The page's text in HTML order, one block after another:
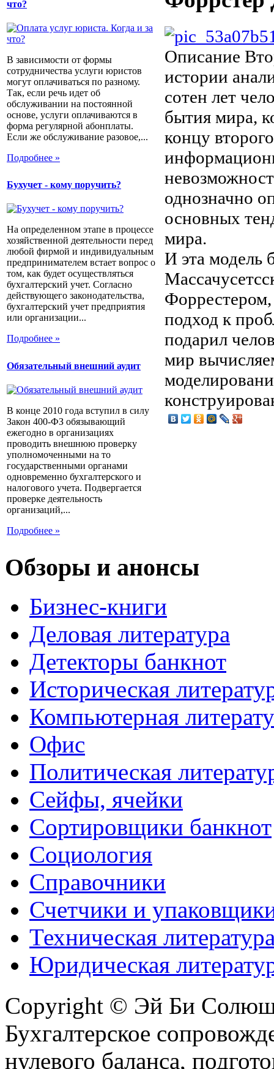
что?
В зависимости от формы
сотрудничества услуги юристов
могут оплачиваться по разному.
Так, если речь идет об
обслуживании на постоянной
основе, услуги оплачиваются в
форма регулярной абонплаты.
Если же обслуживание разовое,...
Подробнее »
Бухучет - кому поручить?
На определенном этапе в процессе
хозяйственной деятельности перед
любой фирмой и индивидуальным
предпринимателем встает вопрос о
том, как будет осуществляться
бухгалтерский учет. Согласно
действующего законодательства,
бухгалтерский учет предприятия
или организации...
Подробнее »
Обязательный внешний аудит
В конце 2010 года вступил в силу
Закон 400-ФЗ обязывающий
ежегодно в организациях
проводить внешнюю проверку
уполномоченными на то
государственными органами
одновременно бухгалтерского и
налогового учета. Подвергается
проверке деятельность
организаций,...
Подробнее »
Описание
истории
сотен лет
бытия мира,
концу
однозначно
основных
мира.
И эта модель
подход к
подарил
мир
Обзоры и анонсы
Бизнес-книги
Деловая литература
Детекторы банкнот
Историческая
Компьютерная
Офис
Политическая
Сейфы, ячейки
Сортировщики банкнот
Социология
Справочники
Счетчики и
Техническая
Юридическая
Copyright © Эй Би
Бухгалтерское
нулевого баланса,